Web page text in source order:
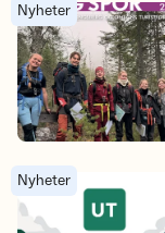
Sti og Spor -
Nyheter
SjekkUT - 26 turer i
Nyheter